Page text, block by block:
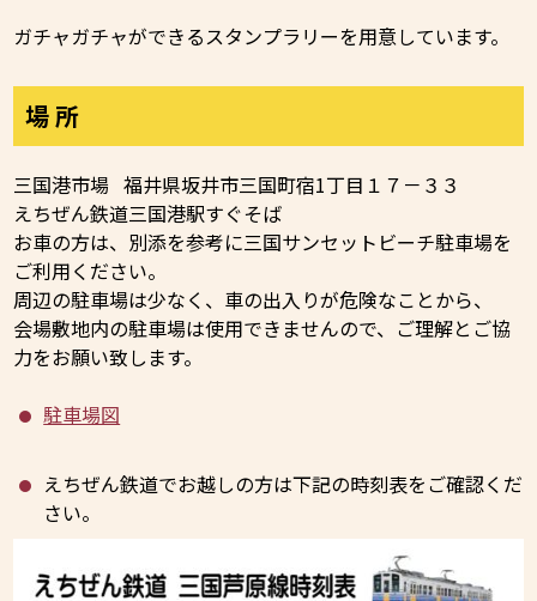
ガチャガチャができるスタンプラリーを用意しています。
場 所
三国港市場 福井県坂井市三国町宿1丁目１７－３３
えちぜん鉄道三国港駅すぐそば
お車の方は、別添を参考に三国サンセットビーチ駐車場を
ご利用ください。
周辺の駐車場は少なく、車の出入りが危険なことから、
会場敷地内の駐車場は使用できませんので、ご理解とご協
力をお願い致します。
駐車場図
えちぜん鉄道でお越しの方は下記の時刻表をご確認くだ
さい。